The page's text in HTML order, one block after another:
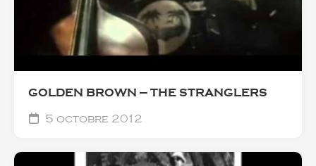
GOLDEN BROWN — THE STRANGLERS
5 octobre 2012